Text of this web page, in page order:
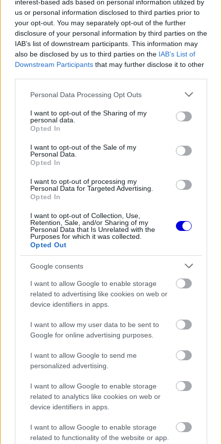
interest-based ads based on personal information utilized by
us or personal information disclosed to third parties prior to
your opt-out. You may separately opt-out of the further
disclosure of your personal information by third parties on the
IAB’s list of downstream participants. This information may
also be disclosed by us to third parties on the IAB’s List of
Downstream Participants that may further disclose it to other
Please note that this website/app uses one or more Google
not limited to your visit or usage behaviour. You may click to
grant or deny consent to Google and its third-party tags to
use your data for below specified purposes in below Google
consent section.
Personal Data Processing Opt Outs
I want to opt-out of the Sharing of my
personal data.
Opted In
I want to opt-out of the Sale of my
Personal Data.
Opted In
I want to opt-out of processing my
Personal Data for Targeted Advertising.
Opted In
I want to opt-out of Collection, Use,
Retention, Sale, and/or Sharing of my
Personal Data that Is Unrelated with the
Purposes for which it was collected.
Opted Out
Google consents
I want to allow Google to enable storage
related to advertising like cookies on web or
device identifiers in apps.
I want to allow my user data to be sent to
Google for online advertising purposes.
I want to allow Google to send me
personalized advertising.
I want to allow Google to enable storage
related to analytics like cookies on web or
device identifiers in apps.
I want to allow Google to enable storage
related to functionality of the website or app.
FORMA-1
Meggondolta magát a McLaren
Max Verstappen átigazolásával
kapcsolatban
fejlesztésekről és a Honda
A spanyol az Azeri Nagydíjat megelőzően csak 16
tett hozzá, hiszen az időmérős második helye